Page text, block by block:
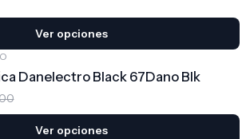
Ver opciones
Danelectro Black 67Dano Blk
Ver opciones